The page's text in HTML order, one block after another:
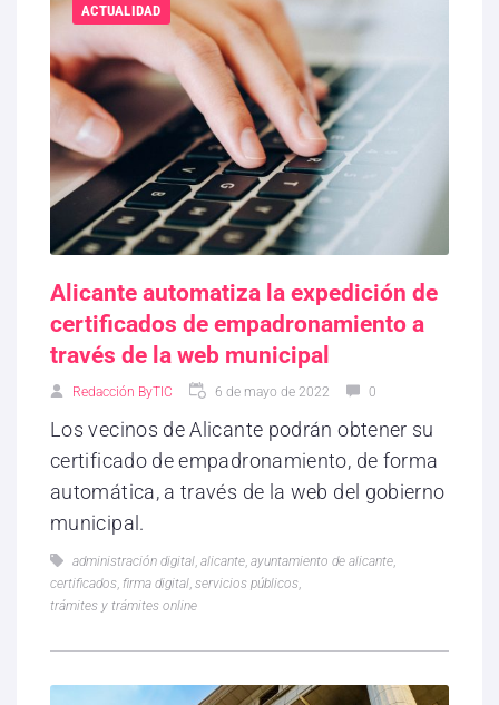
ACTUALIDAD
Alicante automatiza la expedición de
certificados de empadronamiento a
través de la web municipal
Redacción ByTIC 6 de mayo de 2022 0
Los vecinos de Alicante podrán obtener su
certificado de empadronamiento, de forma
automática, a través de la web del gobierno
municipal.
administración digital alicante ayuntamiento de alicante
certificados firma digital servicios públicos
trámites y trámites online